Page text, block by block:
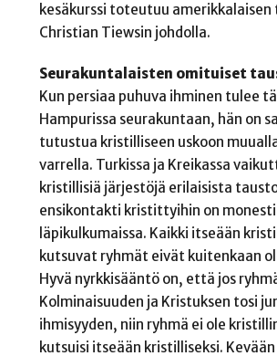
kesäkurssi toteutuu
Christian Tiewsin johdolla.
Seurakuntalaisten omituiset
Kun persiaa puhuva ihminen tulee
Hampurissa seurakuntaan, hän on
tutustua kristilliseen uskoon
varrella. Turkissa ja Kreikassa
kristillisiä järjestöjä erilaisista
ensikontakti kristittyihin on monesti
läpikulkumaissa. Kaikki itseään
kutsuvat ryhmät eivät kuitenkaan
Hyvä nyrkkisääntö on, että jos
Kolminaisuuden ja Kristuksen tosi
ihmisyyden, niin ryhmä ei ole
kutsuisi itseään kristilliseksi.